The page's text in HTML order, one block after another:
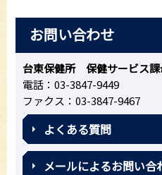
お問い合わせ
台東保健所 保健サービス課
電話：03-3847-9449
ファクス：03-3847-9467
よくある質問
メールによるお問い合